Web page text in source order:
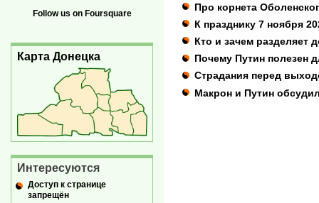
Про корнета
К празднику 7 ноября
Кто и зачем разделяет
Почему Путин полезен
Страдания перед
Макрон и Путин
Follow us on Foursquare
Карта Донецка
Интересуются
Доступ к странице
запрещён